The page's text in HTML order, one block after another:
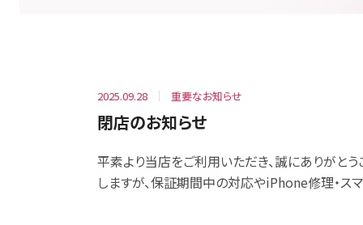
2025.09.28 重要なお知らせ
閉店のお知らせ
平素より当店をご利用いただき、誠にありがと
しますが、保証期間中の対応やiPhone修理・ス